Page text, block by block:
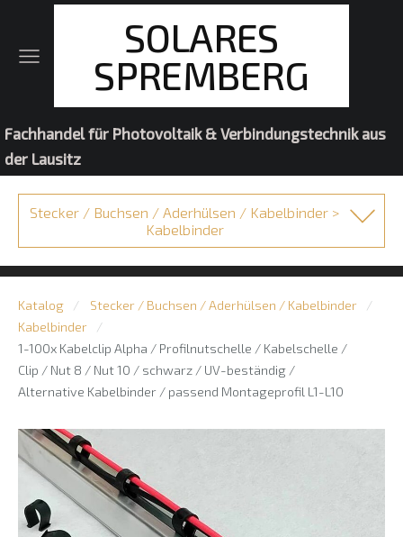
SOLARES
SPREMBERG
Fachhandel für Photovoltaik & Verbindungstechnik aus
der Lausitz
Stecker / Buchsen / Aderhülsen / Kabelbinder >
Kabelbinder
Katalog
Stecker / Buchsen / Aderhülsen / Kabelbinder
Kabelbinder
1-100x Kabelclip Alpha / Profilnutschelle / Kabelschelle /
Clip / Nut 8 / Nut 10 / schwarz / UV-beständig /
Alternative Kabelbinder / passend Montageprofil L1-L10